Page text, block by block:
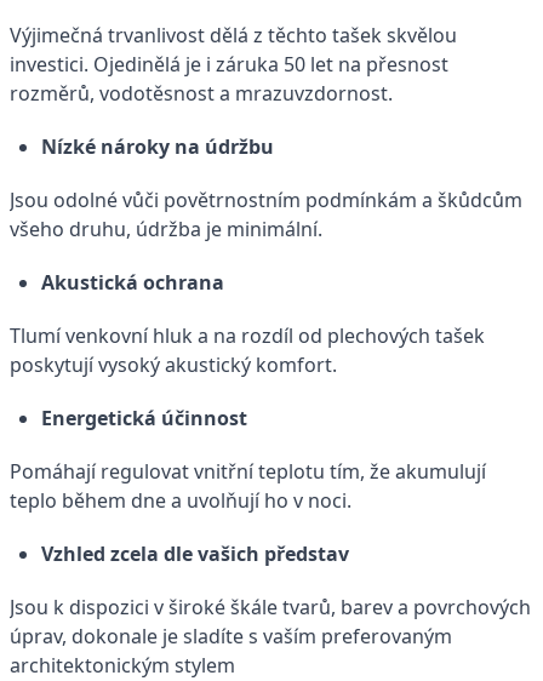
Výjimečná trvanlivost dělá z těchto tašek skvělou
investici. Ojedinělá je i záruka 50 let na přesnost
rozměrů, vodotěsnost a mrazuvzdornost.
Nízké nároky na údržbu
Jsou odolné vůči povětrnostním podmínkám a škůdcům
všeho druhu, údržba je minimální.
Akustická ochrana
Tlumí venkovní hluk a na rozdíl od plechových tašek
poskytují vysoký akustický komfort.
Energetická účinnost
Pomáhají regulovat vnitřní teplotu tím, že akumulují
teplo během dne a uvolňují ho v noci.
Vzhled zcela dle vašich představ
Jsou k dispozici v široké škále tvarů, barev a povrchových
úprav, dokonale je sladíte s vaším preferovaným
architektonickým stylem